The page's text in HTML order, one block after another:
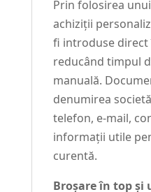
Prin folosirea
achiziții
fi introduse direct
reducând timpul
manuală.
denumirea
telefon, e-mail,
informații utile
curentă.
Broșare în top și